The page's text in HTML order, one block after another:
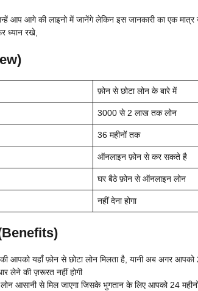
आप आगे की लाइनो में जानेंगे लेकिन इस जानकारी का एक मात्र
ध्यान रखे,
फ़ोन से छोटा लोन के बारे में
3000 से 2 लाख तक लोन
36 महीनों तक
ऑनलाइन फ़ोन से कर सकते है
घर बैठे फ़ोन से ऑनलाइन लोन
नहीं देना होगा
आपको यहाँ फ़ोन से छोटा लोन मिलता है, यानी अब अगर आपको
लेने की ज़रूरत नहीं होगी
आसानी से मिल जाएगा जिसके भुगतान के लिए आपको 24